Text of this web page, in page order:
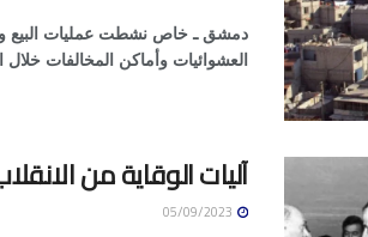
دمشق ـ خاص نشطت عمليات البيع
العشوائيات وأماكن المخالفات خلال
آليات الوقاية من